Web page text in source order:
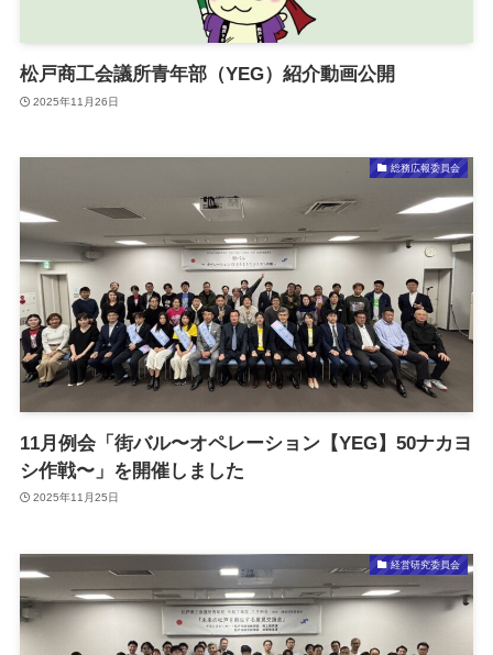
松戸商工会議所青年部（YEG）紹介動画公開
2025年11月26日
総務広報委員会
11月例会「街バル〜オペレーション【YEG】50ナカヨ
シ作戦〜」を開催しました
2025年11月25日
経営研究委員会